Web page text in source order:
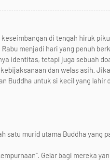
di tengah hiruk
menjadi hari yang penuh
identitas, tetapi juga sebuah
dan welas asih.
Buddha untuk si kecil yang lahir
satu murid utama Buddha yang
Gelar bagi mereka